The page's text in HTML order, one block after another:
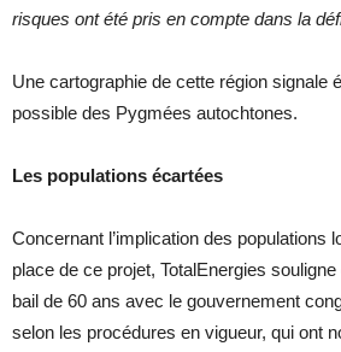
risques ont été pris en compte dans la
Une cartographie de cette région signale
possible des Pygmées autochtones.
Les populations écartées
Concernant l’implication des populations
place de ce projet, TotalEnergies souligne
bail de 60 ans avec le gouvernement
selon les procédures en vigueur, qui ont